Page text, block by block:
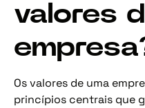
valores
Os valores de uma
princípios centrais que